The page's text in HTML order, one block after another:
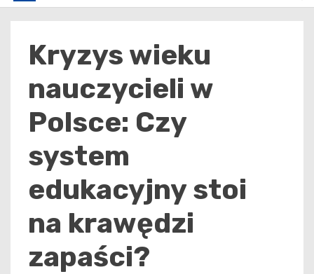
Kryzys wieku
nauczycieli w
Polsce: Czy
system
edukacyjny stoi
na krawędzi
zapaści?